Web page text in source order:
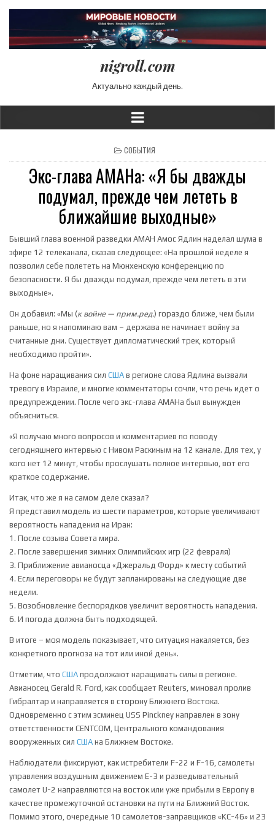
nigroll.com
Актуально каждый день.
POSTED IN
СОБЫТИЯ
Экс-глава АМАНа: «Я бы дважды
подумал, прежде чем лететь в
ближайшие выходные»
Бывший глава военной разведки АМАН Амос Ядлин наделал шума в
эфире 12 телеканала, сказав следующее: «На прошлой неделе я
позволил себе полететь на Мюнхенскую конференцию по
безопасности. Я бы дважды подумал, прежде чем лететь в эти
выходные».
Он добавил: «Мы (к войне — прим.ред.) гораздо ближе, чем были
раньше, но я напоминаю вам – держава не начинает войну за
считанные дни. Существует дипломатический трек, который
необходимо пройти».
На фоне наращивания сил США в регионе слова Ядлина вызвали
тревогу в Израиле, и многие комментаторы сочли, что речь идет о
предупреждении. После чего экс-глава АМАНа был вынужден
объясниться.
«Я получаю много вопросов и комментариев по поводу
сегодняшнего интервью с Нивом Раскиным на 12 канале. Для тех, у
кого нет 12 минут, чтобы прослушать полное интервью, вот его
краткое содержание.
Итак, что же я на самом деле сказал?
Я представил модель из шести параметров, которые увеличивают
вероятность нападения на Иран:
1. После созыва Совета мира.
2. После завершения зимних Олимпийских игр (22 февраля)
3. Приближение авианосца «Джеральд Форд» к месту событий
4. Если переговоры не будут запланированы на следующие две
недели.
5. Возобновление беспорядков увеличит вероятность нападения.
6. И погода должна быть подходящей.
В итоге – моя модель показывает, что ситуация накаляется, без
конкретного прогноза на тот или иной день».
Отметим, что США продолжают наращивать силы в регионе.
Авианосец Gerald R. Ford, как сообщает Reuters, миновал пролив
Гибралтар и направляется в сторону Ближнего Востока.
Одновременно с этим эсминец USS Pinckney направлен в зону
ответственности CENTCOM, Центрального командования
вооруженных сил США на Ближнем Востоке.
Наблюдатели фиксируют, как истребители F-22 и F-16, самолеты
управления воздушным движением E-3 и разведывательный
самолет U-2 направляются на восток или уже прибыли в Европу в
качестве промежуточной остановки на пути на Ближний Восток.
Помимо этого, очередные 10 самолетов-заправщиков «KC-46» и 23